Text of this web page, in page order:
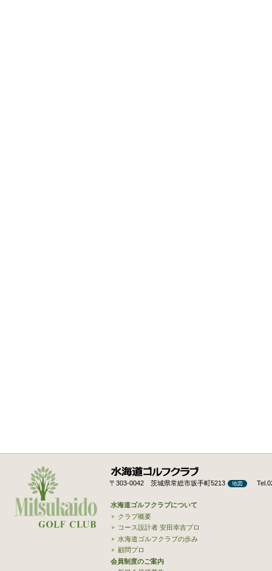
〒303-0042 茨城県常総市坂手町5213 地図
水海道ゴルフクラブについて
クラブ概要
コース設計者 安田幸吉プロ
水海道ゴルフクラブの歩み
顧問プロ
会員制度のご案内